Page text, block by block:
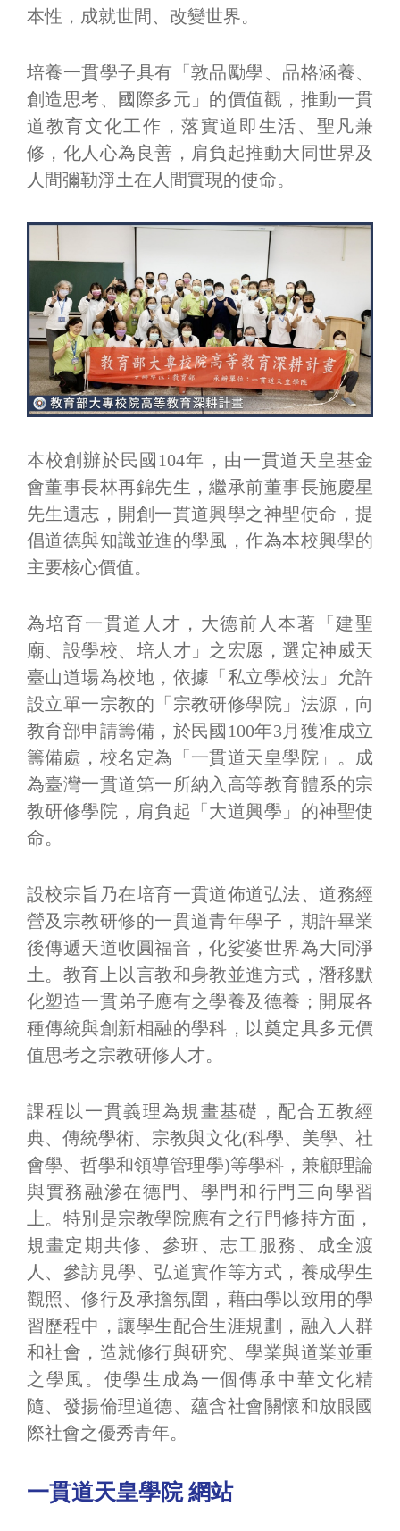
本性，成就世間、改變世界。
培養一貫學子具有「敦品勵學、品格涵養、
創造思考、國際多元」的價值觀，推動一貫
道教育文化工作，落實道即生活、聖凡兼
修，化人心為良善，肩負起推動大同世界及
人間彌勒淨土在人間實現的使命。
本校創辦於民國104年，由一貫道天皇基金
會董事長林再錦先生，繼承前董事長施慶星
先生遺志，開創一貫道興學之神聖使命，提
倡道德與知識並進的學風，作為本校興學的
主要核心價值。
為培育一貫道人才，大德前人本著「建聖
廟、設學校、培人才」之宏愿，選定神威天
臺山道場為校地，依據「私立學校法」允許
設立單一宗教的「宗教研修學院」法源，向
教育部申請籌備，於民國100年3月獲准成立
籌備處，校名定為「一貫道天皇學院」。成
為臺灣一貫道第一所納入高等教育體系的宗
教研修學院，肩負起「大道興學」的神聖使
命。
設校宗旨乃在培育一貫道佈道弘法、道務經
營及宗教研修的一貫道青年學子，期許畢業
後傳遞天道收圓福音，化娑婆世界為大同淨
土。教育上以言教和身教並進方式，潛移默
化塑造一貫弟子應有之學養及德養；開展各
種傳統與創新相融的學科，以奠定具多元價
值思考之宗教研修人才。
課程以一貫義理為規畫基礎，配合五教經
典、傳統學術、宗教與文化(科學、美學、社
會學、哲學和領導管理學)等學科，兼顧理論
與實務融滲在德門、學門和行門三向學習
上。特別是宗教學院應有之行門修持方面，
規畫定期共修、參班、志工服務、成全渡
人、參訪見學、弘道實作等方式，養成學生
觀照、修行及承擔氛圍，藉由學以致用的學
習歷程中，讓學生配合生涯規劃，融入人群
和社會，造就修行與研究、學業與道業並重
之學風。使學生成為一個傳承中華文化精
隨、發揚倫理道德、蘊含社會關懷和放眼國
際社會之優秀青年。
一貫道天皇學院 網站